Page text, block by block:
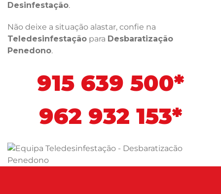
Desinfestação.
Não deixe a situação alastar, confie na
Teledesinfestação para Desbaratização
Penedono.
915 639 500*
962 932 153*